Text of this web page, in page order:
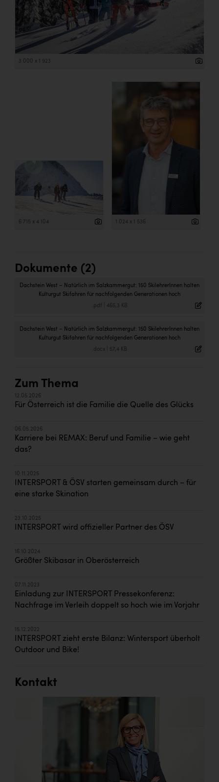
3 000 x 1 923
6 715 x 4 104 1 024 x 1 536
Dokumente (2)
Dachstein West – Natürlich im Salzkammergut: 150 SkilehrerInnen halten
Kulturgut Skifahren für nachfolgenden Generationen hoch
.pdf 465,3 KB
Dachstein West – Natürlich im Salzkammergut: 150 SkilehrerInnen halten
Kulturgut Skifahren für nachfolgenden Generationen hoch
.docx 57,4 KB
Zum Thema
12.05.2026
Für Österreich ist die Familie die Quelle des Glücks
06.05.2026
Karriere bei REMAX: Beruf und Familie – wie geht
das?
10.11.2025
INTERSPORT & ÖSV starten gemeinsam durch – für
eine starke Skination
23.10.2025
INTERSPORT wird offizieller Partner des ÖSV
16.10.2024
Größter Skibasar in Oberösterreich
07.11.2023
Einladung zur INTERSPORT Pressekonferenz:
Nachfrage im Verleih doppelt so hoch wie im Vorjahr
15.12.2022
INTERSPORT zieht erste Bilanz: Wintersport überholt
Outdoor und Bike!
Kontakt